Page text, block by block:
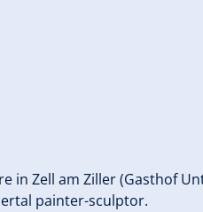
in Zell am Ziller (Gasthof
painter-sculptor.